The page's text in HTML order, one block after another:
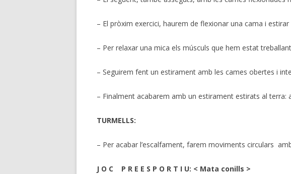
– El pròxim exercici, haurem de flexionar una cama i
– Per relaxar una mica els músculs que hem estat
– Seguirem fent un estirament amb les cames obertes i
– Finalment acabarem amb un estirament estirats al
TURMELLS:
– Per acabar l’escalfament, farem moviments circulars
J O C P R E E S P O R T I U: < Mata conills >